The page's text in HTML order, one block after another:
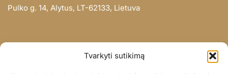
Tvarkyti sutikimą
Pulko g. 14, Alytus, LT-62133, Lietuva